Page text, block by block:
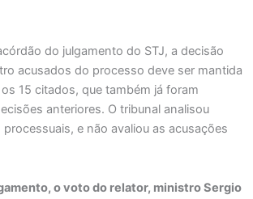
do julgamento do STJ, a decisão
acusados do processo deve ser mantida
15 citados, que também já foram
anteriores. O tribunal analisou
e não avaliou as acusações
o voto do relator, ministro Sergio